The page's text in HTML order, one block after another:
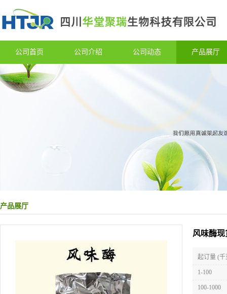
公司首页 公司介绍 公司动态 产品展厅
产品展厅
风味酶
起订量 (千
1-100
100-1000